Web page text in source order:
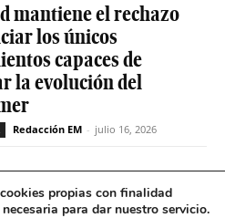
mantiene el rechazo
los únicos
capaces de
la evolución del
Redacción EM - julio 16, 2026
reclama más
el sistema sanitario
propias con finalidad
para dar nuestro servicio.